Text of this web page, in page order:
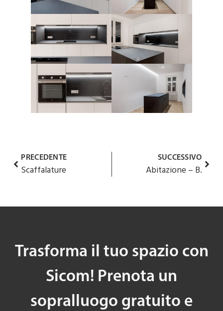
PRECEDENTE
Scaffalature
SUCCESSIVO
Abitazione – B.
Trasforma il tuo spazio con
Sicom! Prenota un
sopralluogo gratuito e